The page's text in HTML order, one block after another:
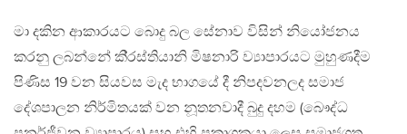
මා දකින ආකාරයට බොදු බල සේනාව විසින් නියෝජනය
කරනු ලබන්නේ කි‍්‍රස්තියානි මිෂනාරි ව්‍යාපාරයට මුහුණදීම
පිණිස 19 වන සියවස මැද භාගයේ දී නිපදවනලද සමාජ
දේශපාලන නිර්මිතයක් වන නූතනවාදී බුදු දහම (බෞද්ධ